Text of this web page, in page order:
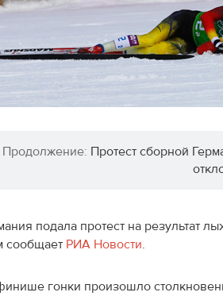
Продолжение: Протест сборной
подала протест на результат
сообщает РИА Новости.
гонки произошло